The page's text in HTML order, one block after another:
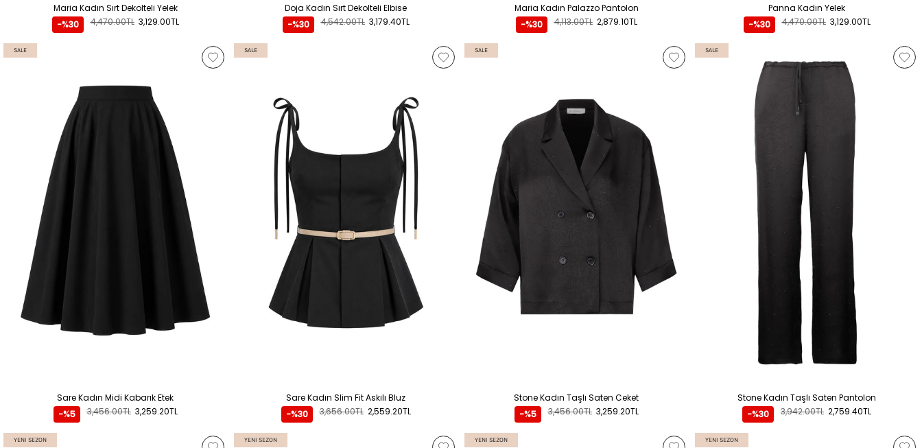
Maria Kadın Sırt Dekolteli Yelek
3,129.00TL
4,470.00TL
-%30
Doja Kadın Sırt Dekolteli Elbise
3,179.40TL
4,542.00TL
-%30
Maria Kadın Palazzo Pantolon
2,879.10TL
4,113.00TL
-%30
Panna Kadın Yelek
3,129.00TL
4,470.00TL
-%30
SALE
Sare Kadın Midi Kabarık Etek
3,259.20TL
3,456.00TL
-%5
SALE
Sare Kadın Slim Fit Askılı Bluz
2,559.20TL
3,656.00TL
-%30
SALE
Stone Kadın Taşlı Saten Ceket
3,259.20TL
3,456.00TL
-%5
SALE
Stone Kadın Taşlı Saten Pantolon
2,759.40TL
3,942.00TL
-%30
YENI SEZON YENI SEZON YENI SEZON YENI SEZON